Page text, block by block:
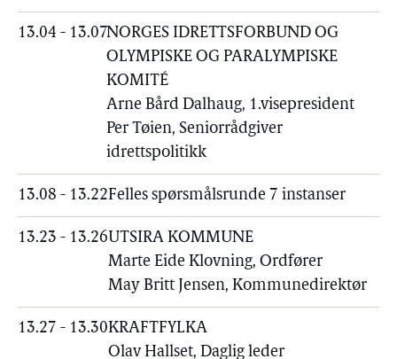
13.04 - 13.07NORGES IDRETTSFORBUND OG
OLYMPISKE OG PARALYMPISKE
KOMITÉ
Arne Bård Dalhaug, 1.visepresident
Per Tøien, Seniorrådgiver
idrettspolitikk
13.08 - 13.22Felles spørsmålsrunde 7 instanser
13.23 - 13.26UTSIRA KOMMUNE
Marte Eide Klovning, Ordfører
May Britt Jensen, Kommunedirektør
13.27 - 13.30KRAFTFYLKA
Olav Hallset, Daglig leder